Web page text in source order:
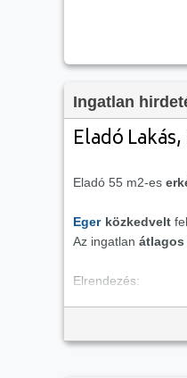
Ingatlan
Eladó
Eladó 55 m2-es
Eger közkedvelt
Az ingatlan
Elrendezés:
Gépészet: